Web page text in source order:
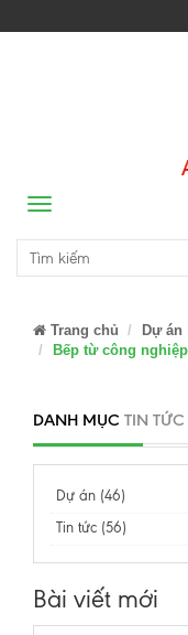
Menu
Trang chủ
Dự án
Bếp từ công
DANH MỤC TIN TỨC
Dự án (46)
Tin tức (56)
Bài viết mới